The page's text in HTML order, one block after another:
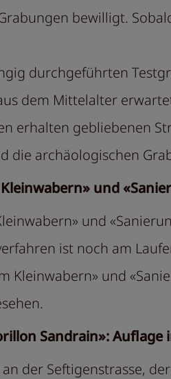
bewilligt.
durchgeführten
dem Mittelalter
erhalten gebliebenen
die archäologischen
und
und
ist noch am
Kleinwabern» und
Sandrain»: Auflage
der Seftigenstrasse,